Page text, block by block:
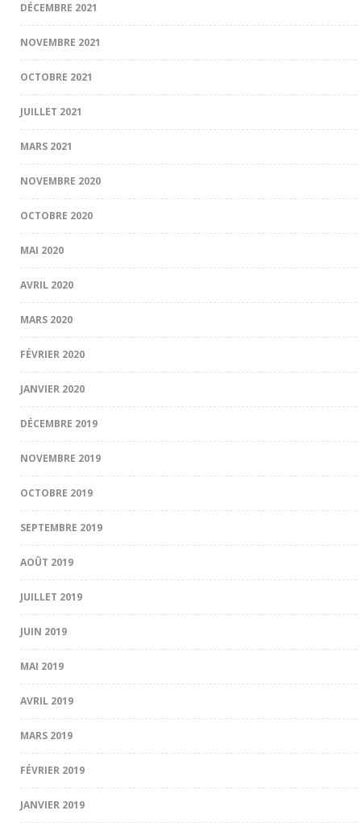
DÉCEMBRE 2021
NOVEMBRE 2021
OCTOBRE 2021
JUILLET 2021
MARS 2021
NOVEMBRE 2020
OCTOBRE 2020
MAI 2020
AVRIL 2020
MARS 2020
FÉVRIER 2020
JANVIER 2020
DÉCEMBRE 2019
NOVEMBRE 2019
OCTOBRE 2019
SEPTEMBRE 2019
AOÛT 2019
JUILLET 2019
JUIN 2019
MAI 2019
AVRIL 2019
MARS 2019
FÉVRIER 2019
JANVIER 2019